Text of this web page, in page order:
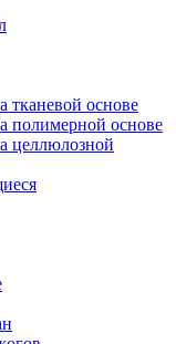
тканевой основе
полимерной основе
целлюлозной